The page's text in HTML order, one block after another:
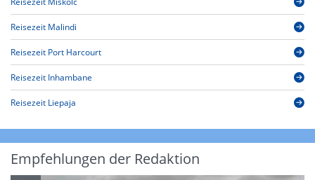
Reisezeit Malindi
Reisezeit Port Harcourt
Reisezeit Inhambane
Reisezeit Liepaja
Empfehlungen der Redaktion